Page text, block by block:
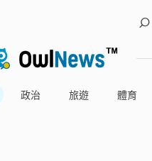
政治 旅遊 體育